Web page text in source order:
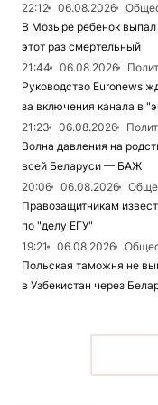
22:12
06.08.2026
В Мозыре ребенок
этот раз смертельный
21:44
06.08.2026
Руководство Euronews
за включения канала в
21:23
06.08.2026
Волна давления на
всей Беларуси — БАЖ
20:06
06.08.2026
Правозащитникам
по "делу ЕГУ"
19:21
06.08.2026
Польская таможня не
в Узбекистан через